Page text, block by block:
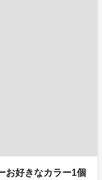
お好きなカラー1個